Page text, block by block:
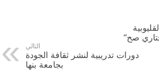
صح”
التالي
دورات تدريبية لنشر ثقافة الجودة
بجامعة بنها